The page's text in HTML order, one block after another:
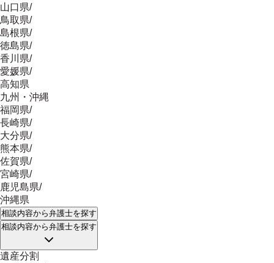
山口県/
鳥取県/
島根県/
徳島県/
香川県/
愛媛県/
高知県
九州・沖縄
福岡県/
長崎県/
大分県/
熊本県/
佐賀県/
宮崎県/
鹿児島県/
沖縄県
相談内容から弁護士を探す
相談内容から弁護士を探す
遺産分割